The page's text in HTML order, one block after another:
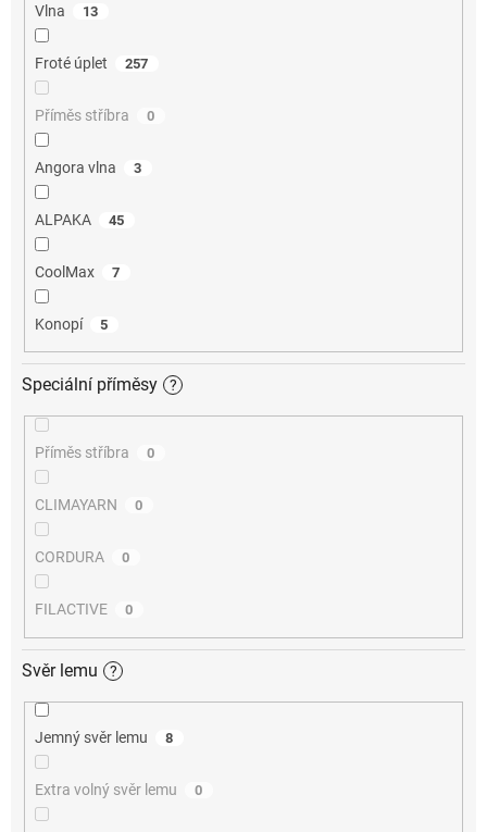
Vlna 13
Froté úplet 257
Příměs stříbra 0
Angora vlna 3
ALPAKA 45
CoolMax 7
Konopí 5
Speciální příměsy ?
Příměs stříbra 0
CLIMAYARN 0
CORDURA 0
FILACTIVE 0
Svěr lemu ?
Jemný svěr lemu 8
Extra volný svěr lemu 0